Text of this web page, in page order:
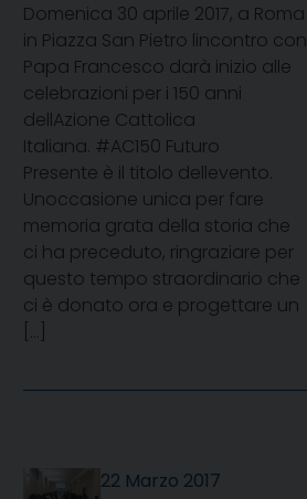
Domenica 30 aprile 2017, a Roma
in Piazza San Pietro lincontro con
Papa Francesco darà inizio alle
celebrazioni per i 150 anni
dellAzione Cattolica
Italiana. #AC150 Futuro
Presente è il titolo dellevento.
Unoccasione unica per fare
memoria grata della storia che
ci ha preceduto, ringraziare per
questo tempo straordinario che
ci è donato ora e progettare un
[…]
22 Marzo 2017